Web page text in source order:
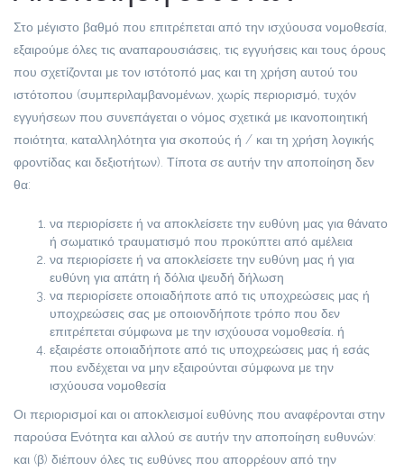
Στο μέγιστο βαθμό που επιτρέπεται από την ισχύουσα νομοθεσία,
εξαιρούμε όλες τις αναπαρουσιάσεις, τις εγγυήσεις και τους όρους
που σχετίζονται με τον ιστότοπό μας και τη χρήση αυτού του
ιστότοπου (συμπεριλαμβανομένων, χωρίς περιορισμό, τυχόν
εγγυήσεων που συνεπάγεται ο νόμος σχετικά με ικανοποιητική
ποιότητα, καταλληλότητα για σκοπούς ή / και τη χρήση λογικής
φροντίδας και δεξιοτήτων). Τίποτα σε αυτήν την αποποίηση δεν
θα:
να περιορίσετε ή να αποκλείσετε την ευθύνη μας για θάνατο
ή σωματικό τραυματισμό που προκύπτει από αμέλεια
να περιορίσετε ή να αποκλείσετε την ευθύνη μας ή για
ευθύνη για απάτη ή δόλια ψευδή δήλωση
να περιορίσετε οποιαδήποτε από τις υποχρεώσεις μας ή
υποχρεώσεις σας με οποιονδήποτε τρόπο που δεν
επιτρέπεται σύμφωνα με την ισχύουσα νομοθεσία. ή
εξαιρέστε οποιαδήποτε από τις υποχρεώσεις μας ή εσάς
που ενδέχεται να μην εξαιρούνται σύμφωνα με την
ισχύουσα νομοθεσία
Οι περιορισμοί και οι αποκλεισμοί ευθύνης που αναφέρονται στην
παρούσα Ενότητα και αλλού σε αυτήν την αποποίηση ευθυνών:
και (β) διέπουν όλες τις ευθύνες που απορρέουν από την